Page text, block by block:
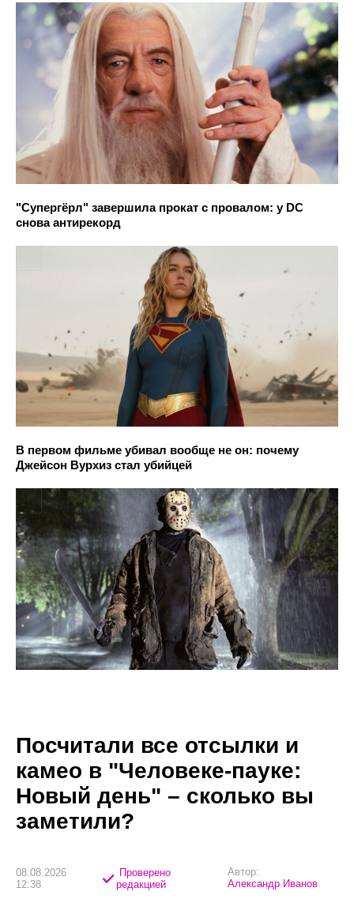
"Супергёрл" завершила прокат с провалом: у DC
снова антирекорд
В первом фильме убивал вообще не он: почему
Джейсон Вурхиз стал убийцей
Посчитали все отсылки и
камео в "Человеке-пауке:
Новый день" – сколько вы
заметили?
08.08.2026
12:38
Проверено
редакцией
Автор:
Александр Иванов